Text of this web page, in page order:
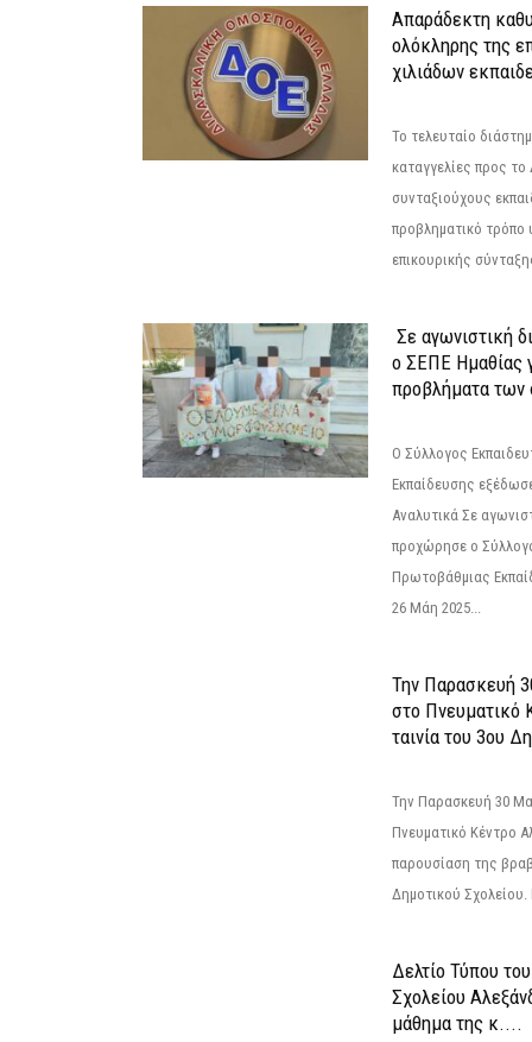
Απαράδεκτη
ολόκληρης της
χιλιάδων
Το τελευταίο
καταγγελίες προς
συνταξιούχους
προβληματικό τρόπο
επικουρικής
Σε αγωνιστική
ο ΣΕΠΕ Ημαθίας
προβλήματα των
Ο Σύλλογος
Εκπαίδευσης
Αναλυτικά Σε
προχώρησε ο
Πρωτοβάθμιας
26 Μάη 2025...
Την Παρασκευή
στο Πνευματικό
ταινία του 3ου
Την Παρασκευή 30
Πνευματικό Κέντρο
παρουσίαση της
Δημοτικού Σχολείου.
Δελτίο Τύπου
Σχολείου
μάθημα της κ....